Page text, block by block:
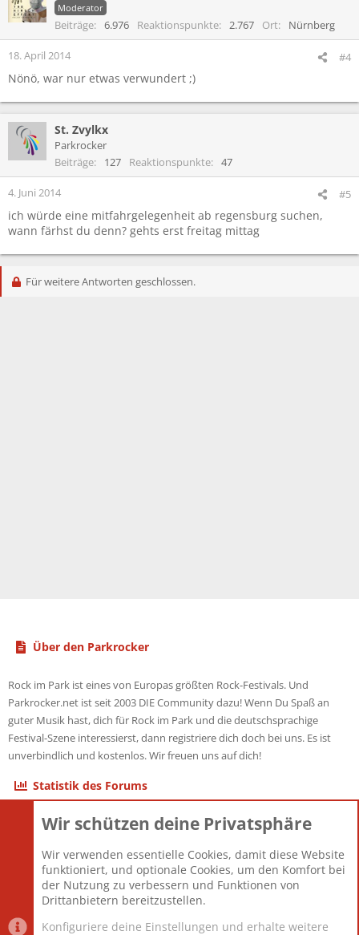
Moderator
Beiträge 6.976 Reaktionspunkte 2.767 Ort Nürnberg
18. April 2014 #4
Nönö, war nur etwas verwundert ;)
St. Zvylkx
Parkrocker
Beiträge
127 Reaktionspunkte 47
4. Juni 2014 #5
ich würde eine mitfahrgelegenheit ab regensburg suchen,
wann färhst du denn? gehts erst freitag mittag
Für weitere Antworten geschlossen.
Über den Parkrocker
Rock im Park ist eines von Europas größten Rock-Festivals. Und
Parkrocker.net ist seit 2003 DIE Community dazu! Wenn Du Spaß an
guter Musik hast, dich für Rock im Park und die deutschsprachige
Festival-Szene interessierst, dann registriere dich doch bei uns. Es ist
unverbindlich und kostenlos. Wir freuen uns auf dich!
Statistik des Forums
Themen
Mitglieder
12.427
Neuestes Mitglied
Berlin
Wir schützen deine Privatsphäre
Wir verwenden essentielle Cookies, damit diese Website
funktioniert, und optionale Cookies, um den Komfort bei
der Nutzung zu verbessern und Funktionen von
Drittanbietern bereitzustellen.
Konfiguriere deine Einstellungen und erhalte weitere